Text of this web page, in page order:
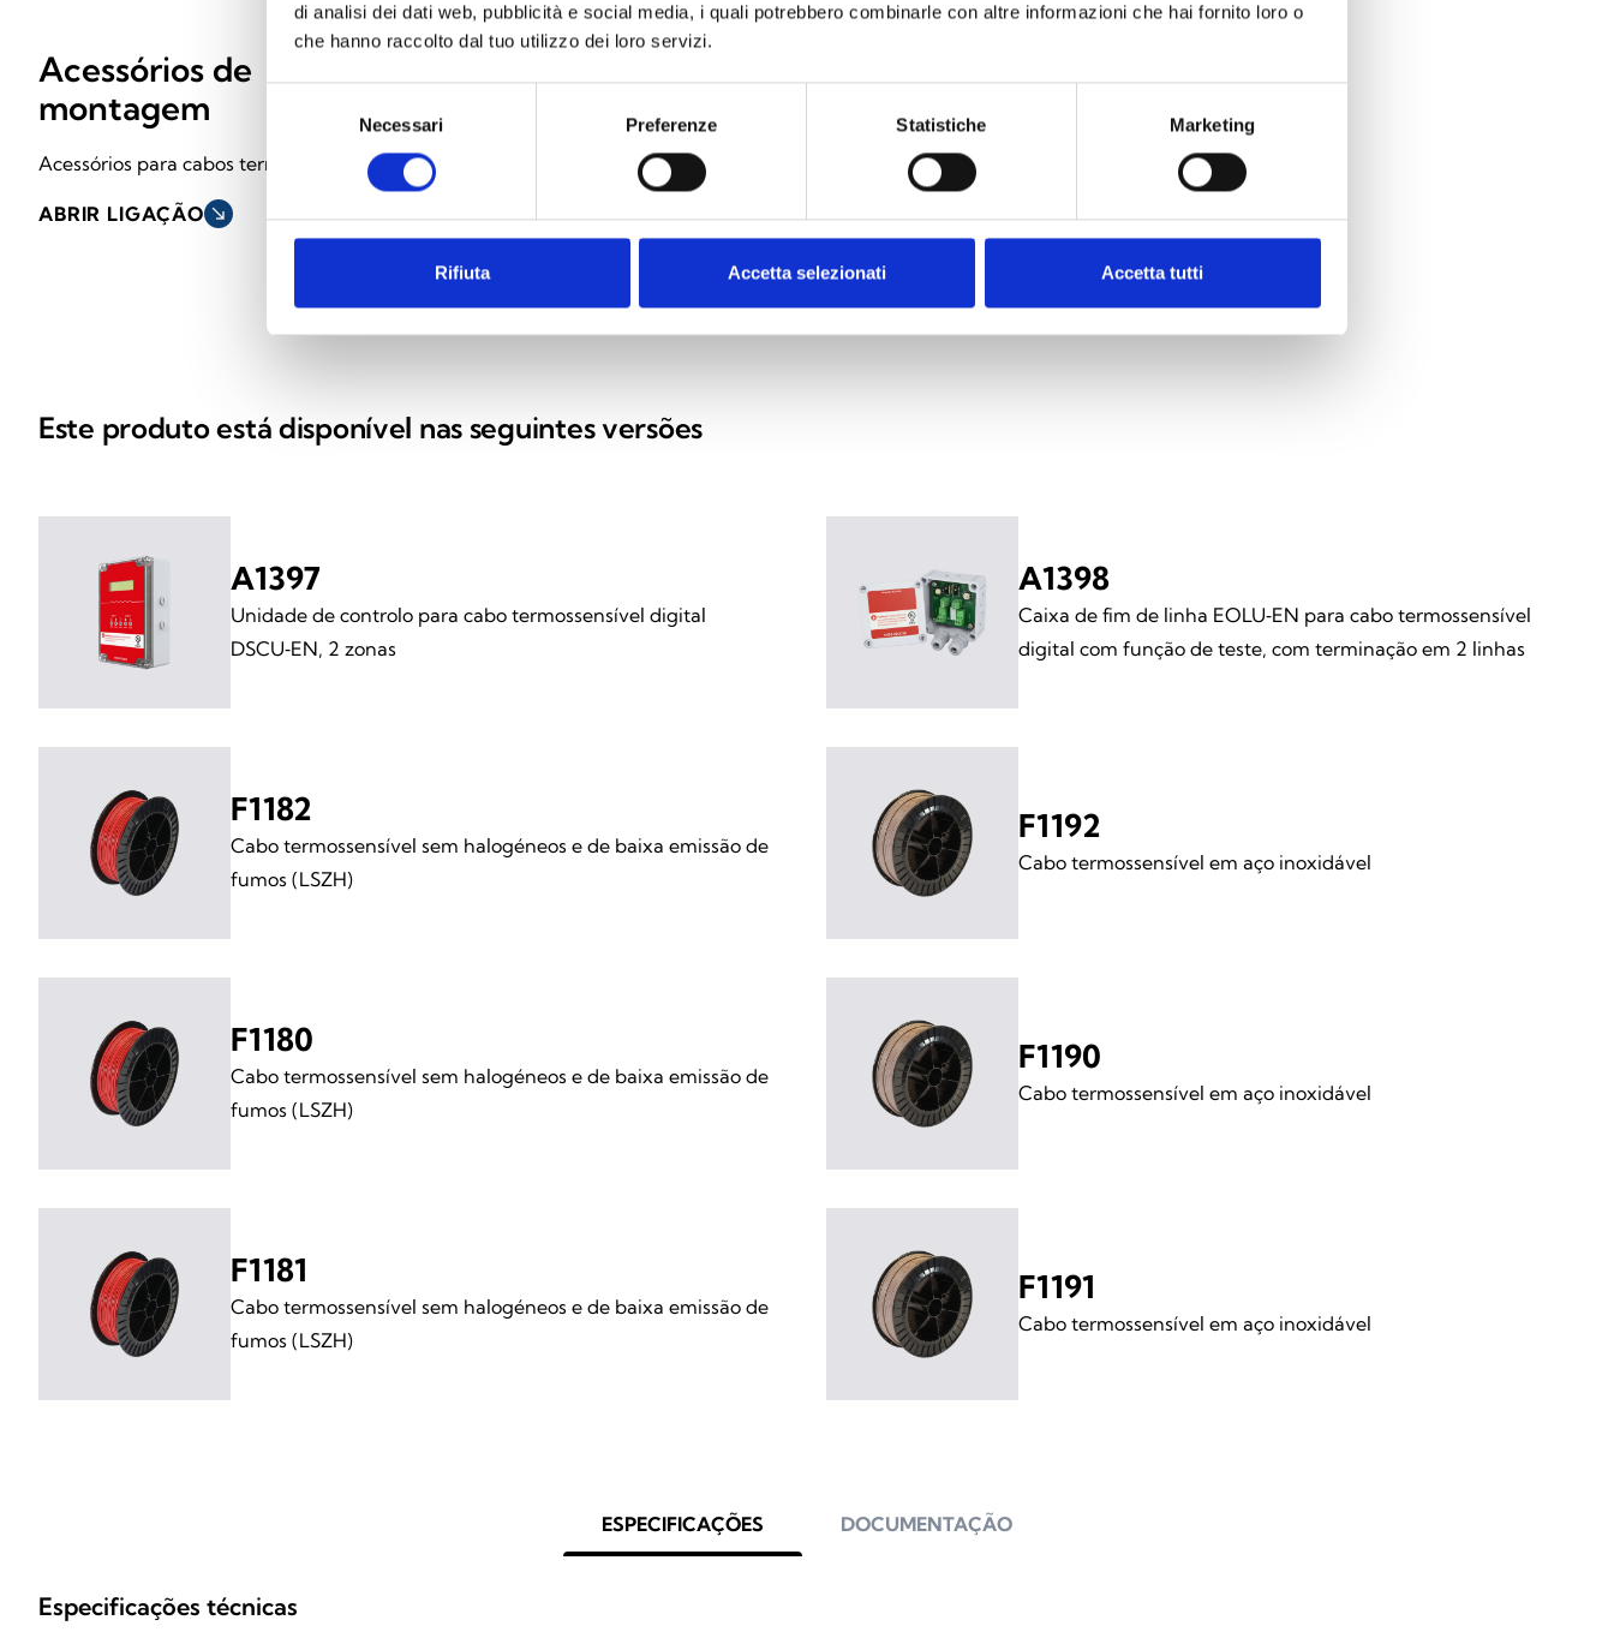
di analisi dei dati web, pubblicità e social media, i quali potrebbero combinarle con altre informazioni che hai fornito loro o
che hanno raccolto dal tuo utilizzo dei loro servizi.
Necessari Preferenze Statistiche Marketing
Rifiuta Accetta selezionati Accetta tutti
Acessórios de
montagem
Acessórios para cabos termossensíveis
ABRIR LIGAÇÃO south_east
Este produto está disponível nas seguintes versões
A1397
Unidade de controlo para cabo termossensível digital
DSCU‑EN, 2 zonas
A1398
Caixa de fim de linha EOLU‑EN para cabo termossensível
digital com função de teste, com terminação em 2 linhas
F1182
Cabo termossensível sem halogéneos e de baixa emissão de
fumos (LSZH)
F1192
Cabo termossensível em aço inoxidável
F1180
Cabo termossensível sem halogéneos e de baixa emissão de
fumos (LSZH)
F1190
Cabo termossensível em aço inoxidável
F1181
Cabo termossensível sem halogéneos e de baixa emissão de
fumos (LSZH)
F1191
Cabo termossensível em aço inoxidável
ESPECIFICAÇÕES DOCUMENTAÇÃO
Especificações técnicas